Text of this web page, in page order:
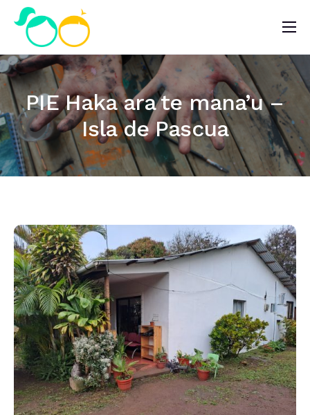
Nosotros
Impacto
Noticias
¿Quieres ayudar?
PIE Haka ara te mana’u –
Isla de Pascua